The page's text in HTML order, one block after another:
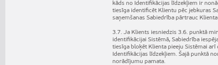
kāds no Identifikācijas līdzekļiem ir
tiesīga identificēt Klientu pēc jebkuras
saņemšanas Sabiedrība pārtrauc
3.7. Ja Klients iesniedzis 3.6. punktā
identifikācijai Sistēmā, Sabiedrība
tiesīga bloķēt Klienta pieeju Sistēmai
Identifikācijas līdzekļiem. Šajā punktā
norādījumu pamata.